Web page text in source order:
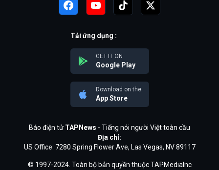
Tải ứng dụng :
GET IT ON
Google Play
Download on the
App Store
Báo điện tử TAPNews - Tiếng nói người Việt toàn cầu
Địa chỉ:
US Office: 7280 Spring Flower Ave, Las Vegas, NV 89117
© 1997-2024. Toàn bộ bản quyền thuộc TAPMediaInc